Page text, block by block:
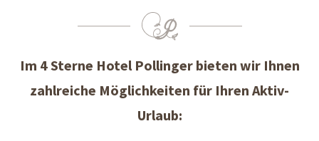
Im 4 Sterne Hotel Pollinger bieten wir Ihnen
zahlreiche Möglichkeiten für Ihren Aktiv-
Urlaub: